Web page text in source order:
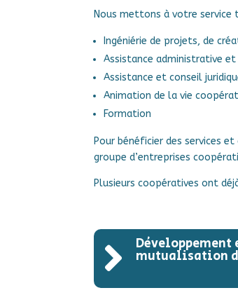
Nous mettons à votre
Ingéniérie de projets, de
Assistance administrative
Assistance et conseil
Animation de la vie
Formation
Pour bénéficier des services
groupe d’entreprises
Plusieurs coopératives ont
 Développement
mutualisation